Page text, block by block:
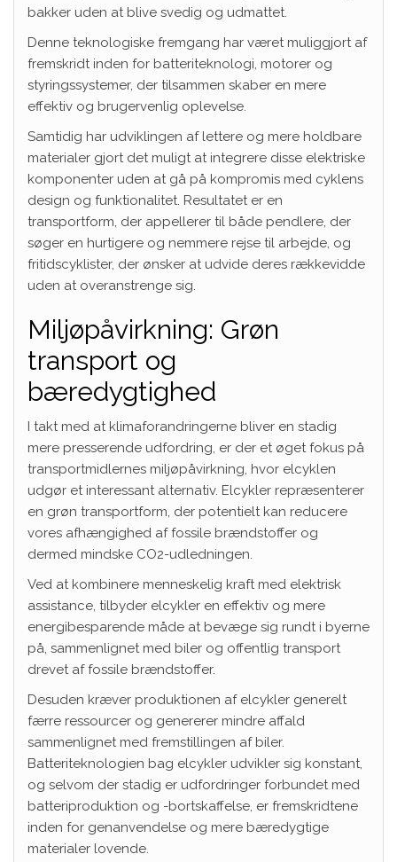
bakker uden at blive svedig og udmattet.
Denne teknologiske fremgang har været muliggjort af
fremskridt inden for batteriteknologi, motorer og
styringssystemer, der tilsammen skaber en mere
effektiv og brugervenlig oplevelse.
Samtidig har udviklingen af lettere og mere holdbare
materialer gjort det muligt at integrere disse elektriske
komponenter uden at gå på kompromis med cyklens
design og funktionalitet. Resultatet er en
transportform, der appellerer til både pendlere, der
søger en hurtigere og nemmere rejse til arbejde, og
fritidscyklister, der ønsker at udvide deres rækkevidde
uden at overanstrenge sig.
Miljøpåvirkning: Grøn
transport og
bæredygtighed
I takt med at klimaforandringerne bliver en stadig
mere presserende udfordring, er der et øget fokus på
transportmidlernes miljøpåvirkning, hvor elcyklen
udgør et interessant alternativ. Elcykler repræsenterer
en grøn transportform, der potentielt kan reducere
vores afhængighed af fossile brændstoffer og
dermed mindske CO2-udledningen.
Ved at kombinere menneskelig kraft med elektrisk
assistance, tilbyder elcykler en effektiv og mere
energibesparende måde at bevæge sig rundt i byerne
på, sammenlignet med biler og offentlig transport
drevet af fossile brændstoffer.
Desuden kræver produktionen af elcykler generelt
færre ressourcer og genererer mindre affald
sammenlignet med fremstillingen af biler.
Batteriteknologien bag elcykler udvikler sig konstant,
og selvom der stadig er udfordringer forbundet med
batteriproduktion og -bortskaffelse, er fremskridtene
inden for genanvendelse og mere bæredygtige
materialer lovende.